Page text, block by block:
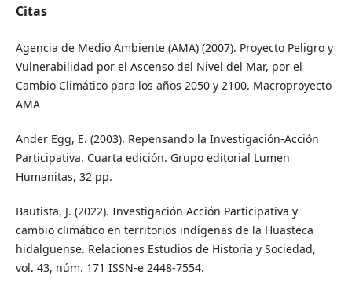
Citas
Agencia de Medio Ambiente (AMA) (2007). Proyecto Peligro y
Vulnerabilidad por el Ascenso del Nivel del Mar, por el
Cambio Climático para los años 2050 y 2100. Macroproyecto
AMA
Ander Egg, E. (2003). Repensando la Investigación-Acción
Participativa. Cuarta edición. Grupo editorial Lumen
Humanitas, 32 pp.
Bautista, J. (2022). Investigación Acción Participativa y
cambio climático en territorios indígenas de la Huasteca
hidalguense. Relaciones Estudios de Historia y Sociedad,
vol. 43, núm. 171 ISSN-e 2448-7554.